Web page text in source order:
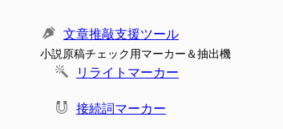
文章推敲支援ツール
小説原稿チェック用マーカー＆抽出機
リライトマーカー
接続詞マーカー